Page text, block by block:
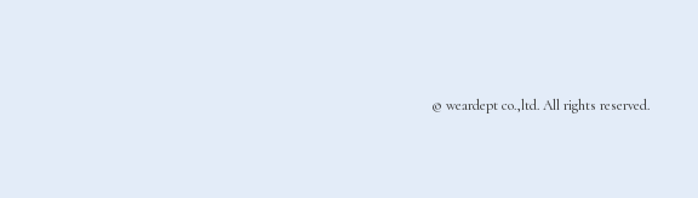
© weardept co.,ltd. All rights reserved.